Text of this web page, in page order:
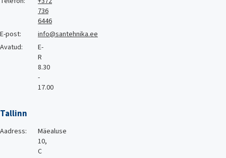
736
6446
E-post:
info@santehnika.ee
Avatud:
E-
R
8.30
-
17.00
Tallinn
Aadress:
Mäealuse
10,
C